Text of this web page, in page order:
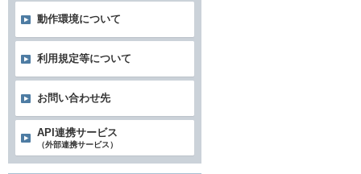
動作環境について
利用規定等について
お問い合わせ先
API連携サービス
（外部連携サービス）